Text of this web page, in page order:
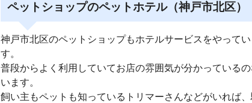
ペットショップのペットホテル（神戸市北区）
神戸市北区のペットショップもホテルサービスをやって
す。
普段からよく利用していてお店の雰囲気が分かっている
います。
飼い主もペットも知っているトリマーさんなどがいれば